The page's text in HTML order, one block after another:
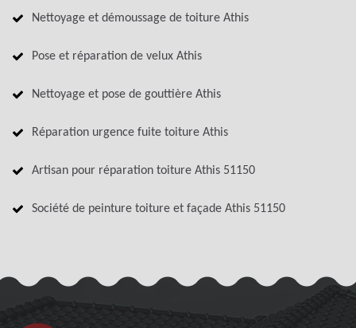
Nettoyage et démoussage de toiture Athis
Pose et réparation de velux Athis
Nettoyage et pose de gouttière Athis
Réparation urgence fuite toiture Athis
Artisan pour réparation toiture Athis 51150
Société de peinture toiture et façade Athis 51150